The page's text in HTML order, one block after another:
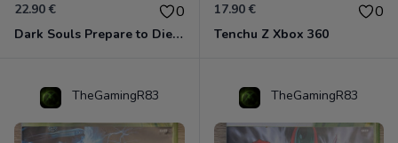
22.90 € 0
Dark Souls Prepare to Die Edition XBOX 360
17.90 € 0
Tenchu Z Xbox 360
TheGamingR83 TheGamingR83